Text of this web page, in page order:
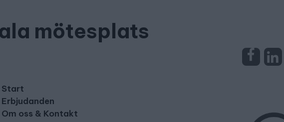
mötesplats
Start
Erbjudanden
Om oss & Kontakt